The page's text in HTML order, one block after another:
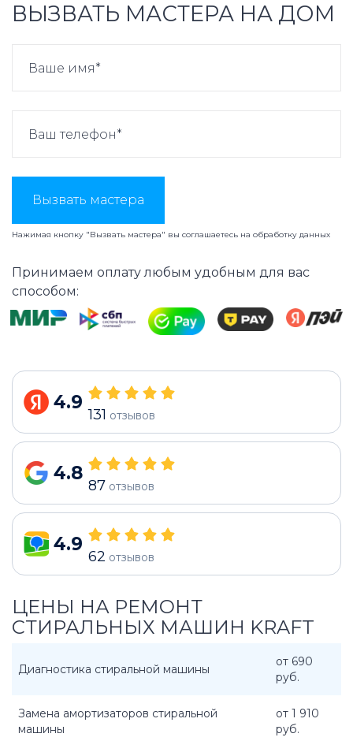
ВЫЗВАТЬ МАСТЕРА НА ДОМ
Вызвать мастера
Нажимая кнопку "Вызвать мастера" вы соглашаетесь на обработку данных
Принимаем оплату любым удобным для вас
способом:
4.9
131 отзывов
4.8
87 отзывов
4.9
62 отзывов
ЦЕНЫ НА РЕМОНТ
СТИРАЛЬНЫХ МАШИН KRAFT
Диагностика стиральной машины
от 690
руб.
Замена амортизаторов стиральной
машины
от 1 910
руб.